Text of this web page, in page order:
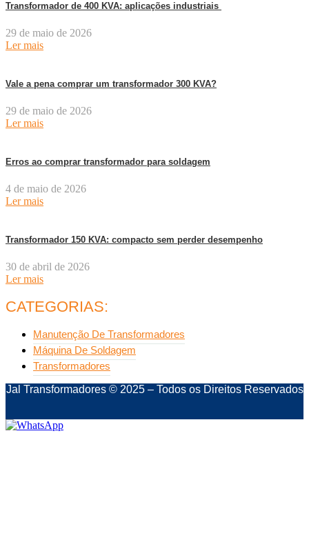
Transformador de 400 KVA: aplicações industriais
29 de maio de 2026
Ler mais
Vale a pena comprar um transformador 300 KVA?
29 de maio de 2026
Ler mais
Erros ao comprar transformador para soldagem
4 de maio de 2026
Ler mais
Transformador 150 KVA: compacto sem perder desempenho
30 de abril de 2026
Ler mais
CATEGORIAS:
Manutenção De Transformadores
Máquina De Soldagem
Transformadores
Jal Transformadores © 2025 – Todos os Direitos Reservados